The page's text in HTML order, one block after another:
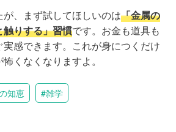
、まず試してほしいのは「金属の
りする」習慣です。お金も道具も
感できます。これが身につくだけ
くなくなりますよ。
知恵 雑学